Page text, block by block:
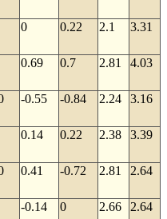
0 0.22 2.1 3.31
0.69 0.7 2.81 4.03
-0.55 -0.84 2.24 3.16
0.14 0.22 2.38 3.39
0.41 -0.72 2.81 2.64
-0.14 0 2.66 2.64